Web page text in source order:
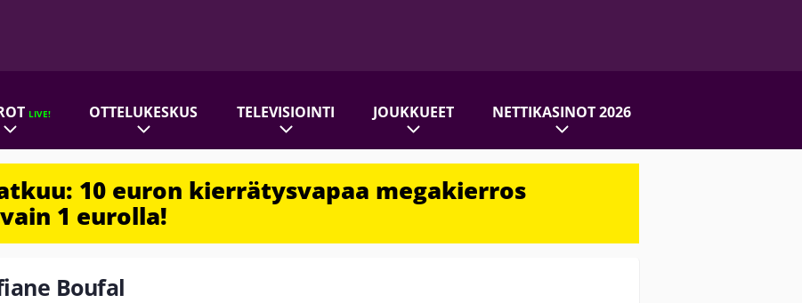
LIVE! OTTELUKESKUS TELEVISIOINTI JOUKKUEET NETTIKASINOT 2026
10 euron kierrätysvapaa megakierros
1 eurolla!
Boufal